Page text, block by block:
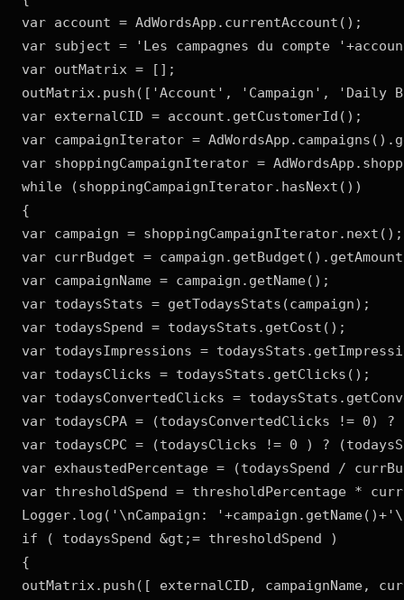
var account = AdWordsApp.currentAccount();
var subject = 'Les campagnes du compte
var outMatrix = [];
outMatrix.push(['Account', 'Campaign',
var externalCID = account.getCustomerId();
var campaignIterator =
var shoppingCampaignIterator =
while (shoppingCampaignIterator.hasNext())
{
var campaign = shoppingCampaignIterator.next();
var currBudget =
var campaignName = campaign.getName();
var todaysStats = getTodaysStats(campaign);
var todaysSpend = todaysStats.getCost();
var todaysImpressions =
var todaysClicks = todaysStats.getClicks();
var todaysConvertedClicks =
var todaysCPA = (todaysConvertedClicks != 0)
var todaysCPC = (todaysClicks != 0 ) ?
var exhaustedPercentage = (todaysSpend /
var thresholdSpend = thresholdPercentage *
Logger.log('\nCampaign:
if ( todaysSpend &gt;= thresholdSpend )
{
outMatrix.push([ externalCID, campaignName,